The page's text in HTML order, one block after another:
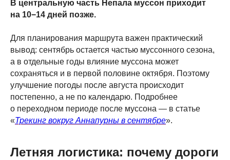
В центральную часть Непала муссон приходит
на 10−14 дней позже.
Для планирования маршрута важен практический
вывод: сентябрь остается частью муссонного сезона,
а в отдельные годы влияние муссона может
сохраняться и в первой половине октября. Поэтому
улучшение погоды после августа происходит
постепенно, а не по календарю. Подробнее
о переходном периоде после муссона — в статье
«Трекинг вокруг Аннапурны в сентябре».
Летняя логистика: почему дороги